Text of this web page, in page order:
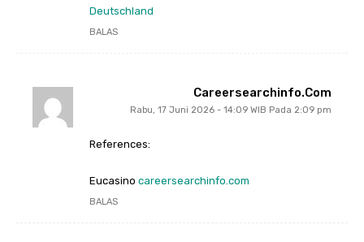
Deutschland
BALAS
Careersearchinfo.com
Rabu, 17 Juni 2026 - 14:09 WIB Pada 2:09 pm
References:
Eucasino careersearchinfo.com
BALAS